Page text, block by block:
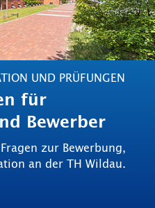
English
UND PRÜFUNGEN
für
Bewerber
zur Bewerbung,
an der TH Wildau.